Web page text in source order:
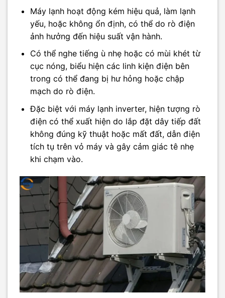
Máy lạnh hoạt động kém hiệu quả, làm lạnh
yếu, hoặc không ổn định, có thể do rò điện
ảnh hưởng đến hiệu suất vận hành.​
Có thể nghe tiếng ù nhẹ hoặc có mùi khét từ
cục nóng, biểu hiện các linh kiện điện bên
trong có thể đang bị hư hỏng hoặc chập
mạch do rò điện.​
Đặc biệt với máy lạnh inverter, hiện tượng rò
điện có thể xuất hiện do lắp đặt dây tiếp đất
không đúng kỹ thuật hoặc mất đất, dẫn điện
tích tụ trên vỏ máy và gây cảm giác tê nhẹ
khi chạm vào.​